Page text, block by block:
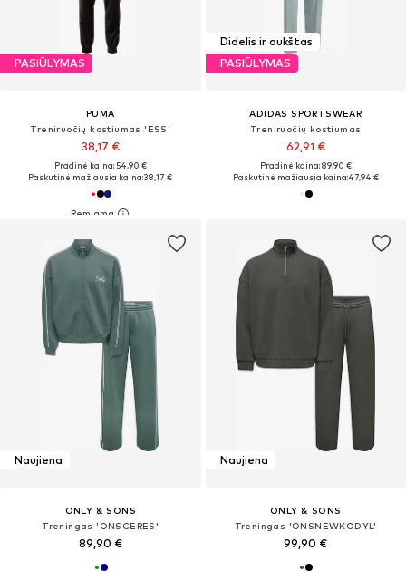
PASIŪLYMAS
PUMA
Treniruočių kostiumas 'ESS'
38,17 €
Pradinė kaina: 54,90 €
Paskutinė mažiausia kaina:38,17 €
Didelis ir aukštas
PASIŪLYMAS
ADIDAS SPORTSWEAR
Treniruočių kostiumas
62,91 €
Pradinė kaina: 89,90 €
Paskutinė mažiausia kaina:47,94 €
Naujiena
ONLY & SONS
Treningas 'ONSCERES'
89,90 €
Naujiena
ONLY & SONS
Treningas 'ONSNEWKODYL'
99,90 €